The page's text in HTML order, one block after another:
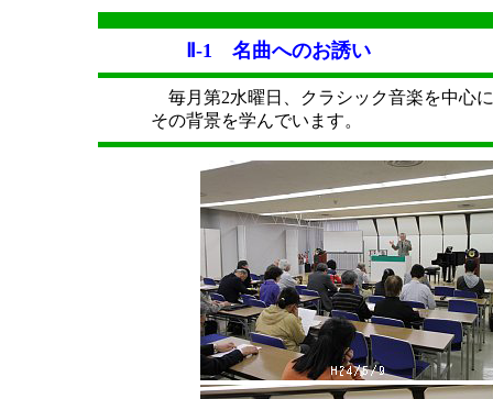
Ⅱ-1 名曲へのお誘い
毎月第2水曜日、クラシック音楽を中心
その背景を学んでいます。